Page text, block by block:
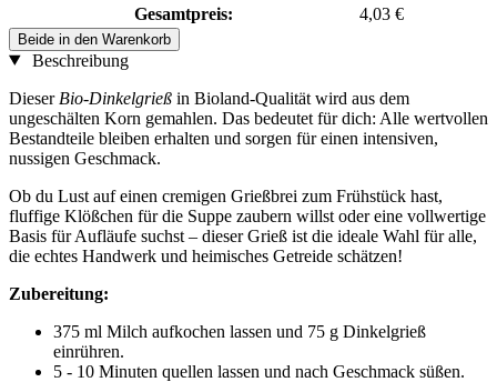
Gesamtpreis:
4,03 €
Beide in den Warenkorb
Beschreibung
Dieser Bio-Dinkelgrieß in Bioland-Qualität wird aus dem
ungeschälten Korn gemahlen. Das bedeutet für dich: Alle wertvollen
Bestandteile bleiben erhalten und sorgen für einen intensiven,
nussigen Geschmack.
Ob du Lust auf einen cremigen Grießbrei zum Frühstück hast,
fluffige Klößchen für die Suppe zaubern willst oder eine vollwertige
Basis für Aufläufe suchst – dieser Grieß ist die ideale Wahl für alle,
die echtes Handwerk und heimisches Getreide schätzen!
Zubereitung:
375 ml Milch aufkochen lassen und 75 g Dinkelgrieß
einrühren.
5 - 10 Minuten quellen lassen und nach Geschmack süßen.